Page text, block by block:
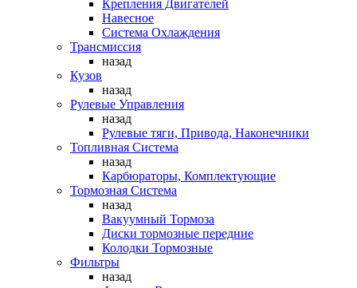
Крепления Двигателей
Навесное
Система Охлаждения
Трансмиссия
назад
Кузов
назад
Рулевые Управления
назад
Рулевые тяги, Привода, Наконечники
Топливная Система
назад
Карбюраторы, Комплектующие
Тормозная Система
назад
Вакуумный Тормоза
Диски тормозные передние
Колодки Тормозные
Фильтры
назад